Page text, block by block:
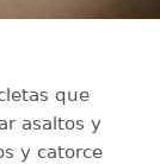
que
asaltos y
y catorce